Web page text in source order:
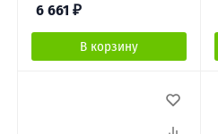
6 661 ₽
В корзину